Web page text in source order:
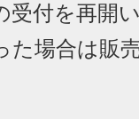
受付を再開
た場合は販